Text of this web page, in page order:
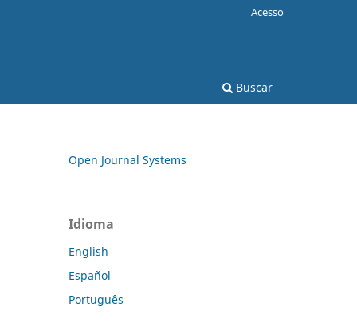
Buscar
Acesso
Open Journal Systems
Idioma
English
Español
Português